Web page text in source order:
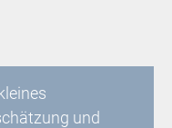
und